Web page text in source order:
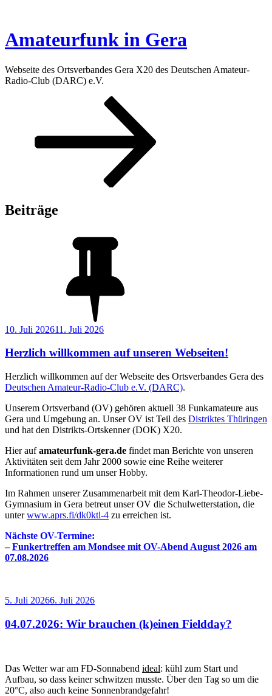
springen
Amateurfunk in Gera
Webseite des Ortsverbandes Gera X20 des Deutschen Amateur-
Radio-Club (DARC) e.V.
Beiträge
Veröffentlicht
10. Juli 202611. Juli 2026
Herzlich willkommen auf unseren Webseiten!
Herzlich willkommen auf der Webseite des Ortsverbandes Gera des
Deutschen Amateur-Radio-Club e.V. (DARC).
Unserem Ortsverband (OV) gehören aktuell 38 Funkamateure aus
Gera und Umgebung an. Unser OV ist Teil des Distriktes Thüringen
und hat den Distrikts-Ortskenner (DOK) X20.
Hier aufamateurfunk-gera.de findet man Berichte von unseren
Aktivitäten seit dem Jahr 2000 sowie eine Reihe weiterer
Informationen rund um unser Hobby.
Im Rahmen unserer Zusammenarbeit mit dem Karl-Theodor-Liebe-
Gymnasium in Gera betreut unser OV die Schulwetterstation, die
unterwww.aprs.fi/dk0ktl-4 zu erreichen ist.
Nächste OV-Termine:
–Funkertreffen am Mondsee mit OV-Abend August 2026 am
07.08.2026
Veröffentlicht
5. Juli 20266. Juli 2026
04.07.2026: Wir brauchen (k)einen Fieldday?
Das Wetter war am FD-Sonnabend ideal: kühl zum Start und
Aufbau, so dass keiner schwitzen musste. Über den Tag so um die
20°C, also auch keine Sonnenbrandgefahr!